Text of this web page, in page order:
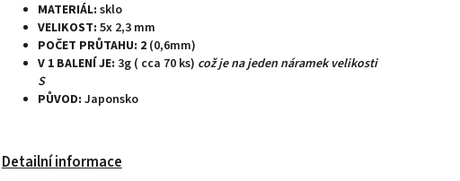
MATERIÁL: sklo
VELIKOST: 5x 2,3 mm
POČET PRŮTAHU: 2 (0,6mm)
V 1 BALENÍ JE: 3g ( cca 70 ks) což je na jeden náramek velikosti
S
PŮVOD: Japonsko
Detailní informace